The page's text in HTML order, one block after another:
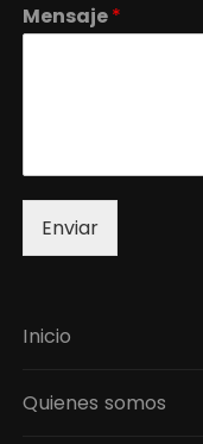
Mensaje*
Enviar
Inicio
Quienes somos